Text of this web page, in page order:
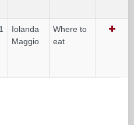
Iolanda
Maggio
Where to
eat